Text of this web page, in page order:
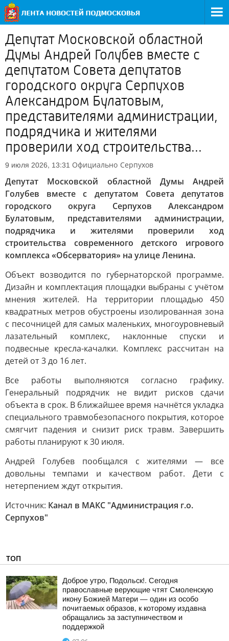
Депутат Московской областной
Думы Андрей Голубев вместе с
депутатом Совета депутатов
городского округа Серпухов
Александром Булатовым,
представителями администрации,
подрядчика и жителями
проверили ход строительства...
9 июля 2026, 13:31 Официально Серпухов
Депутат Московской областной Думы Андрей
Голубев вместе с депутатом Совета депутатов
городского округа Серпухов Александром
Булатовым, представителями администрации,
подрядчика и жителями проверили ход
строительства современного детского игрового
комплекса «Обсерватория» на улице Ленина.
Объект возводится по губернаторской программе.
Дизайн и комплектация площадки выбраны с учётом
мнения жителей. На территории площадью 450
квадратных метров обустроены изолированная зона
с песочницей для самых маленьких, многоуровневый
лазательный комплекс, наклонные спуски и
подвесные кресла-качалки. Комплекс рассчитан на
детей от 3 до 16 лет.
Все работы выполняются согласно графику.
Генеральный подрядчик не видит рисков сдачи
объекта в срок. В ближайшее время начнётся укладка
специального травмобезопасного покрытия, которое
смягчит падения и снизит риск травм. Завершить
работы планируют к 30 июля.
Андрей Голубев пообщался с жителями — все
довольны темпами и качеством работ. Дети с
нетерпением ждут открытия.
Источник: Канал в МАКС "Администрация г.о.
Серпухов"
ТОП
Доброе утро, Подольск!. Сегодня
православные верующие чтят Смоленскую
икону Божией Матери — один из особо
почитаемых образов, к которому издавна
обращались за заступничеством и
поддержкой